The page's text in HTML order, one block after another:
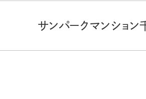
サンパークマンショ